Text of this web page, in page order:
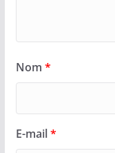
Nom *
E-mail*